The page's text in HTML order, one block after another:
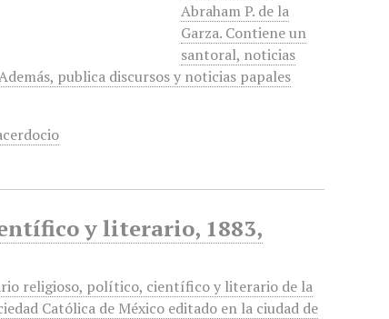
Abraham P. de la
Garza. Contiene un
santoral, noticias
publica discursos y noticias papales
y literario, 1883,
religioso, político, científico y literario de la
Católica de México editado en la ciudad de